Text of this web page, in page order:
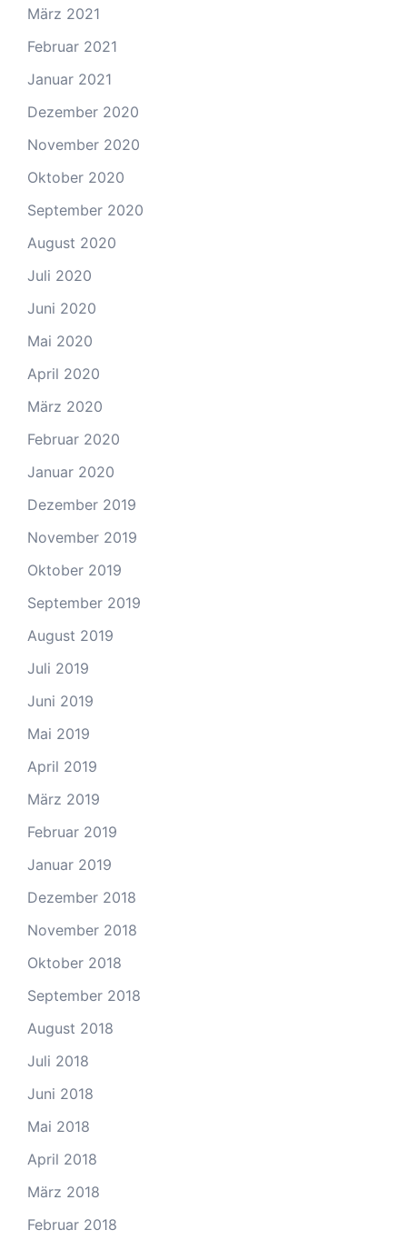
März 2021
Februar 2021
Januar 2021
Dezember 2020
November 2020
Oktober 2020
September 2020
August 2020
Juli 2020
Juni 2020
Mai 2020
April 2020
März 2020
Februar 2020
Januar 2020
Dezember 2019
November 2019
Oktober 2019
September 2019
August 2019
Juli 2019
Juni 2019
Mai 2019
April 2019
März 2019
Februar 2019
Januar 2019
Dezember 2018
November 2018
Oktober 2018
September 2018
August 2018
Juli 2018
Juni 2018
Mai 2018
April 2018
März 2018
Februar 2018